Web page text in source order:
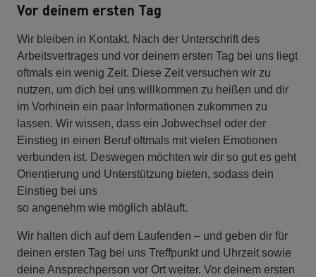
Vor deinem ersten Tag
Wir bleiben in Kontakt. Nach der Unterschrift des
Arbeitsvertrages und vor deinem ersten Tag bei uns liegt
oftmals ein wenig Zeit. Diese Zeit versuchen wir zu
nutzen, um dich bei uns willkommen zu heißen und dir
im Vorhinein ein paar Informationen zukommen zu
lassen. Wir wissen, dass ein Jobwechsel oder der
Einstieg in einen Beruf oftmals mit vielen Emotionen
verbunden ist. Deswegen möchten wir dir so gut es geht
Orientierung und Unterstützung bieten, sodass dein
Einstieg bei uns
so angenehm wie möglich abläuft.
Wir halten dich auf dem Laufenden – und geben dir für
deinen ersten Tag bei uns Treffpunkt und Uhrzeit sowie
deine Ansprechperson vor Ort weiter. Vor deinem ersten